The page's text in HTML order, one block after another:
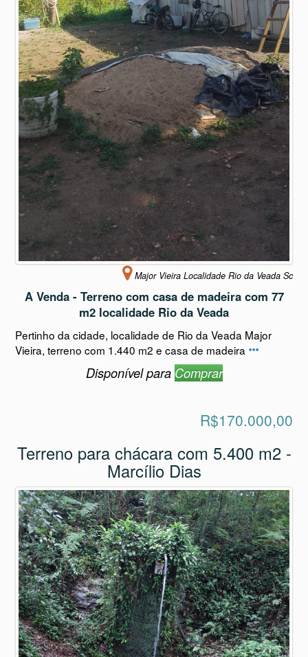
Major Vieira Localidade Rio da Veada Sc
A Venda - Terreno com casa de madeira com 77
m2 localidade Rio da Veada
Pertinho da cidade, localidade de Rio da Veada Major
Vieira, terreno com 1.440 m2 e casa de madeira
Disponível para Comprar
R$170.000,00
Terreno para chácara com 5.400 m2 -
Marcílio Dias